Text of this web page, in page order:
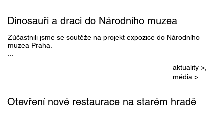
Zúčastnili jsme se soutěže na projekt expozice do Národního
muzea Praha.
Dinosauři a draci do Národního muzea
aktuality >,
média >
Otevření nové restaurace na starém hradě